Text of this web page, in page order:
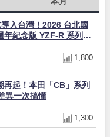
入台灣！2026 台北國
紀念版 YZF-R 系列限
1,800
起！本田「CB」系列
異一次搞懂
1,300